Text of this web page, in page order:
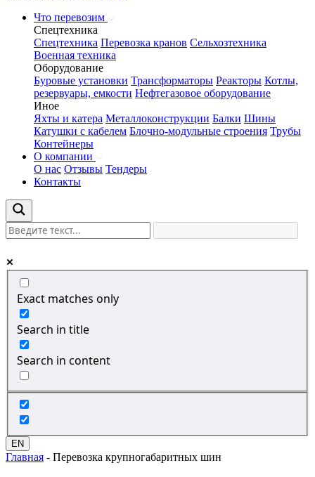
Что перевозим
Спецтехника
Спецтехника Перевозка кранов Сельхозтехника
Военная техника
Оборудование
Буровые установки Трансформаторы Реакторы Котлы,
резервуары, емкости Нефтегазовое оборудование
Иное
Яхты и катера Металлоконструкции Балки Шины
Катушки с кабелем Блочно-модульные строения Трубы
Контейнеры
О компании
О нас Отзывы Тендеры
Контакты
Exact matches only
Search in title
Search in content
EN
Главная - Перевозка крупногабаритных шин